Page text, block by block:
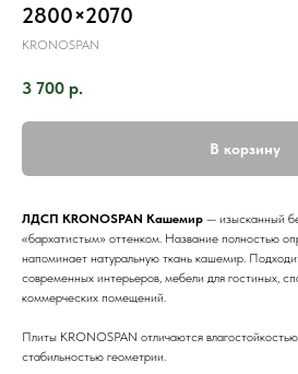
2800×2070
KRONOSPAN
3 700 р.
В корзину
ЛДСП KRONOSPAN Кашемир — изысканный
«бархатистым» оттенком. Название полностью
напоминает натуральную ткань кашемир.
современных интерьеров, мебели для гостиных,
коммерческих помещений.
Плиты KRONOSPAN отличаются
стабильностью геометрии.